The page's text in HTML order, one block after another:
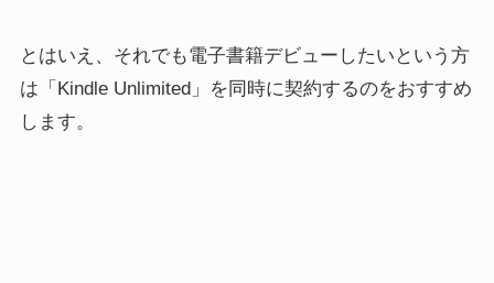
とはいえ、それでも電子書籍デビューしたいという方
は「Kindle Unlimited」を同時に契約するのをおすすめ
します。